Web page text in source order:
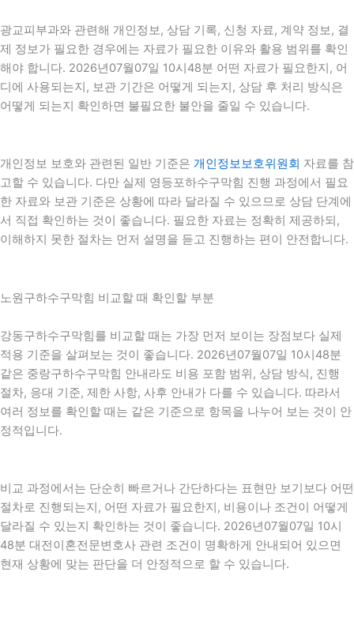
광교피부과와 관련해 개인정보, 상담 기록, 신청 자료, 계약 정보, 결
제 정보가 필요한 경우에는 자료가 필요한 이유와 활용 범위를 확인
해야 합니다. 2026년07월07일 10시48분 어떤 자료가 필요한지, 어
디에 사용되는지, 보관 기간은 어떻게 되는지, 상담 후 처리 방식은
어떻게 되는지 확인하면 불필요한 불안을 줄일 수 있습니다.
개인정보 보호와 관련된 일반 기준은 개인정보보호위원회 자료를 참
고할 수 있습니다. 다만 실제 영등포하수구막힘 진행 과정에서 필요
한 자료와 보관 기준은 상황에 따라 달라질 수 있으므로 상담 단계에
서 직접 확인하는 것이 좋습니다. 필요한 자료는 정확히 제공하되,
이해하지 못한 절차는 먼저 설명을 듣고 진행하는 편이 안전합니다.
노원구하수구막힘 비교할 때 확인할 부분
강동구하수구막힘를 비교할 때는 가장 먼저 보이는 장점보다 실제
적용 기준을 살펴보는 것이 좋습니다. 2026년07월07일 10시48분
같은 중랑구하수구막힘 안내라도 비용 포함 범위, 상담 방식, 진행
절차, 응대 기준, 제한 사항, 사후 안내가 다를 수 있습니다. 따라서
여러 정보를 확인할 때는 같은 기준으로 항목을 나누어 보는 것이 안
정적입니다.
비교 과정에서는 단순히 빠르거나 간단하다는 표현만 보기보다 어떤
절차로 진행되는지, 어떤 자료가 필요한지, 비용이나 조건이 어떻게
달라질 수 있는지 확인하는 것이 좋습니다. 2026년07월07일 10시
48분 대전이혼전문변호사 관련 조건이 명확하게 안내되어 있으면
현재 상황에 맞는 판단을 더 안정적으로 할 수 있습니다.